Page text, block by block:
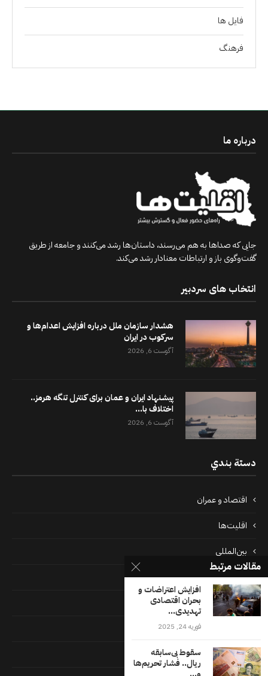
فايل ها
فرهنگ
درباره ما
جایی که صداها به هم می‌رسند، داستان‌ها رشد می‌کنند و جامعه از طریق
گفت‌وگوی باز و ارتباطات معنادار رشد می‌کند.
انتخاب های سردبیر
هشدار سازمان ملل درباره افزایش اعدام‌ها و
سرکوب در ایران
آگوست 6, 2026
پیشنهاد ایران و عمان برای کنترل تنگه هرمز..
اختلاف با...
آگوست 6, 2026
دستة بندي
اقتصاد و عمران
اقلیت‌ها
بین‌المللی
پرونده‌ها
جامعه
دسته بندی نشده
فايل ها
مقالات مرتبط
افزایش اعتراضات و
بحران اقتصادی
تهدیدی...
فوریه 24, 2025
سقوط بی‌سابقه
ریال.. فشار تحریم‌ها